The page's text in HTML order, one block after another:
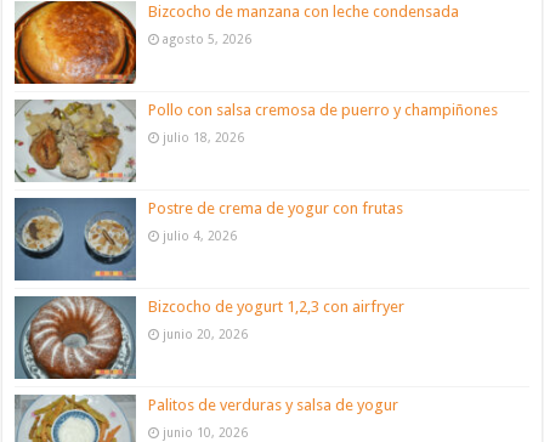
Bizcocho de manzana con leche condensada
agosto 5, 2026
Pollo con salsa cremosa de puerro y champiñones
julio 18, 2026
Postre de crema de yogur con frutas
julio 4, 2026
Bizcocho de yogurt 1,2,3 con airfryer
junio 20, 2026
Palitos de verduras y salsa de yogur
junio 10, 2026